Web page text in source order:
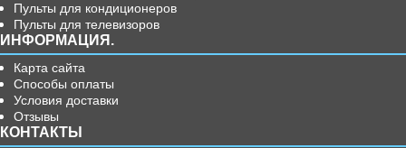
Пульты для кондиционеров
Пульты для телевизоров
ИНФОРМАЦИЯ.
Карта сайта
Способы оплаты
Условия доставки
Отзывы
КОНТАКТЫ